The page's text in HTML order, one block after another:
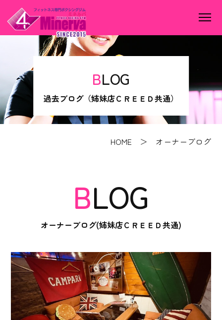
BLOG
過去ブログ（姉妹店ＣＲＥＥＤ共通）
HOME ＞ オーナーブログ
BLOG
オーナーブログ(姉妹店ＣＲＥＥＤ共通)